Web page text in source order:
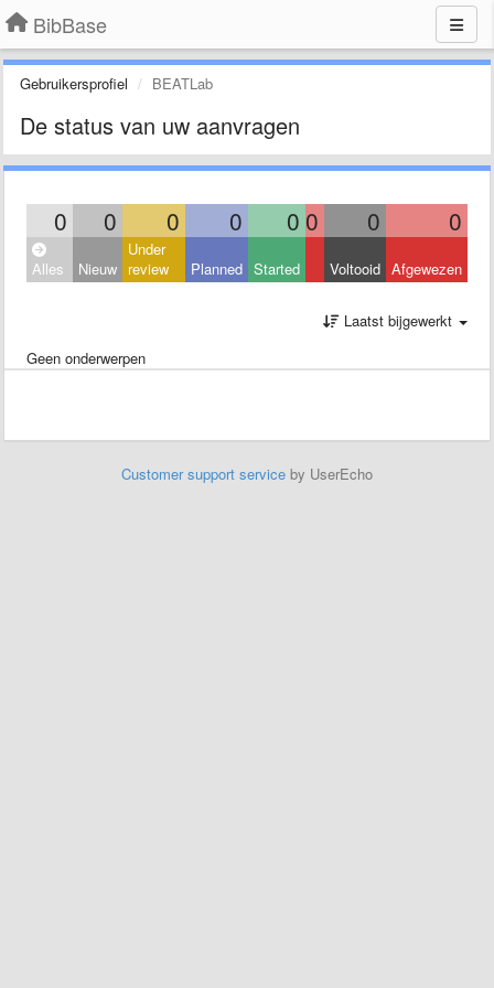
BibBase
Gebruikersprofiel BEATLab
De status van uw aanvragen
0 0 0 0 0 0 0 0
Alles Nieuw
Under
review
Planned Started Voltooid Afgewezen
Laatst bijgewerkt
Geen onderwerpen
Customer support service by UserEcho